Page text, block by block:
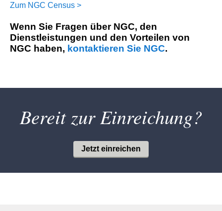
Zum NGC Census >
Wenn Sie Fragen über NGC, den
Dienstleistungen und den Vorteilen von
NGC haben, kontaktieren Sie NGC.
Bereit zur Einreichung?
Jetzt einreichen